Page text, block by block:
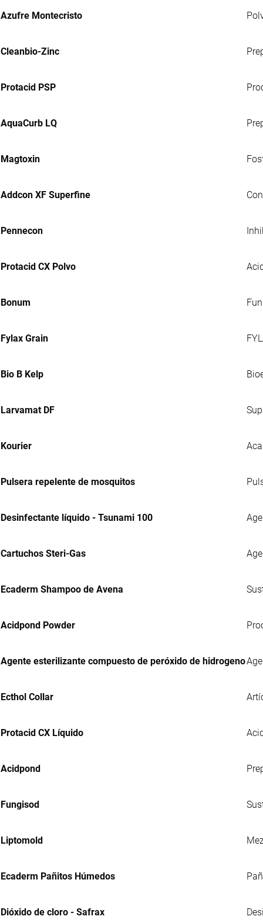
Azufre Montecristo
Cleanbio-Zinc
Protacid PSP
AquaCurb LQ
Magtoxin
Addcon XF Superfine
Pennecon
Protacid CX Polvo
Bonum
Fylax Grain
Bio B Kelp
Larvamat DF
Kourier
Pulsera repelente de mosquitos
Desinfectante líquido - Tsunami 100
Cartuchos Steri-Gas
Ecaderm Shampoo de Avena
Acidpond Powder
Agente esterilizante compuesto de peróxido de hidrogeno
Ecthol Collar
Protacid CX Líquido
Acidpond
Fungisod
Liptomold
Ecaderm Pañitos Húmedos
Dióxido de cloro - Safrax